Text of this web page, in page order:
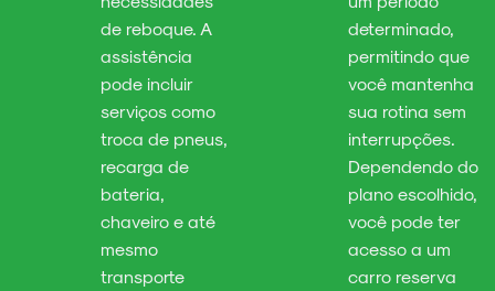
de reboque. A
assistência
pode incluir
serviços como
troca de pneus,
recarga de
bateria,
chaveiro e até
mesmo
transporte
determinado,
permitindo que
você mantenha
sua rotina sem
interrupções.
Dependendo do
plano escolhido,
você pode ter
acesso a um
carro reserva